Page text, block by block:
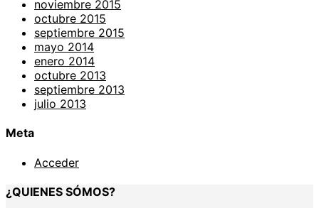
noviembre 2015
octubre 2015
septiembre 2015
mayo 2014
enero 2014
octubre 2013
septiembre 2013
julio 2013
Meta
Acceder
¿QUIENES SÓMOS?